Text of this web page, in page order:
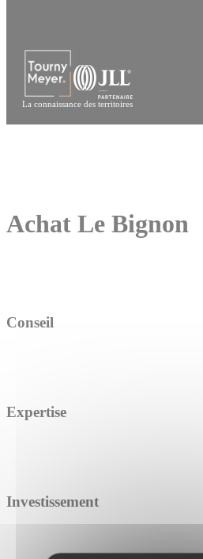
La connaissance des territoires
Achat Le Bignon
Conseil
Expertise
Investissement